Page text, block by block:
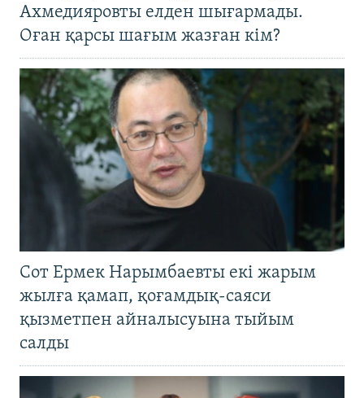
Ахмедияровты елден шығармады.
Оған қарсы шағым жазған кім?
Сот Ермек Нарымбаевты екі жарым
жылға қамап, қоғамдық-саяси
қызметпен айналысуына тыйым
салды